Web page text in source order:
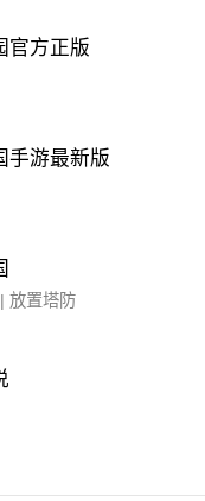
官方正版
手游最新版
放置塔防